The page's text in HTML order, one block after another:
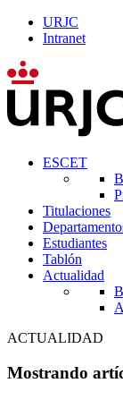
URJC
Intranet
ESCET
Titulaciones
Estudiantes
Tablón
Actualidad
ACTUALIDAD
Mostrando